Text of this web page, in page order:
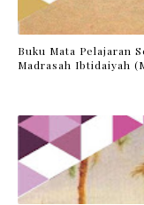
Buku Mata Pelajaran
Madrasah Ibtidaiyah